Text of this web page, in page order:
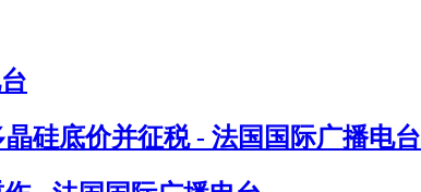
硅底价并征税 - 法国国际广播电台